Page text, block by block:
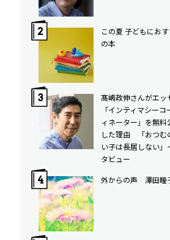
この夏 子どもにお
の本
髙嶋政伸さんがエッ
「インティマシーコ
ィネーター」を無料
した理由 「おつむ
い子は長居しない」
タビュー
外からの声 澤田瞳